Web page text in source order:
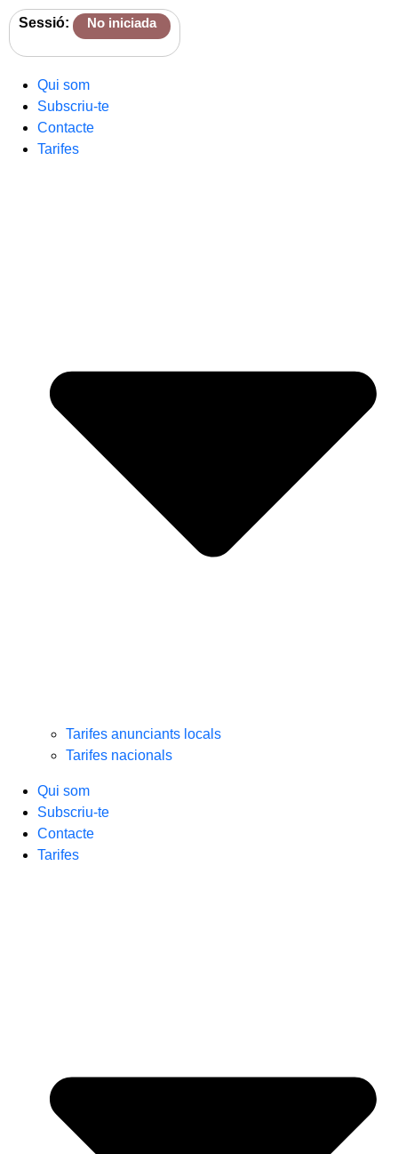
Sessió: No iniciada
Qui som
Subscriu-te
Contacte
Tarifes
Tarifes anunciants locals
Tarifes nacionals
Qui som
Subscriu-te
Contacte
Tarifes